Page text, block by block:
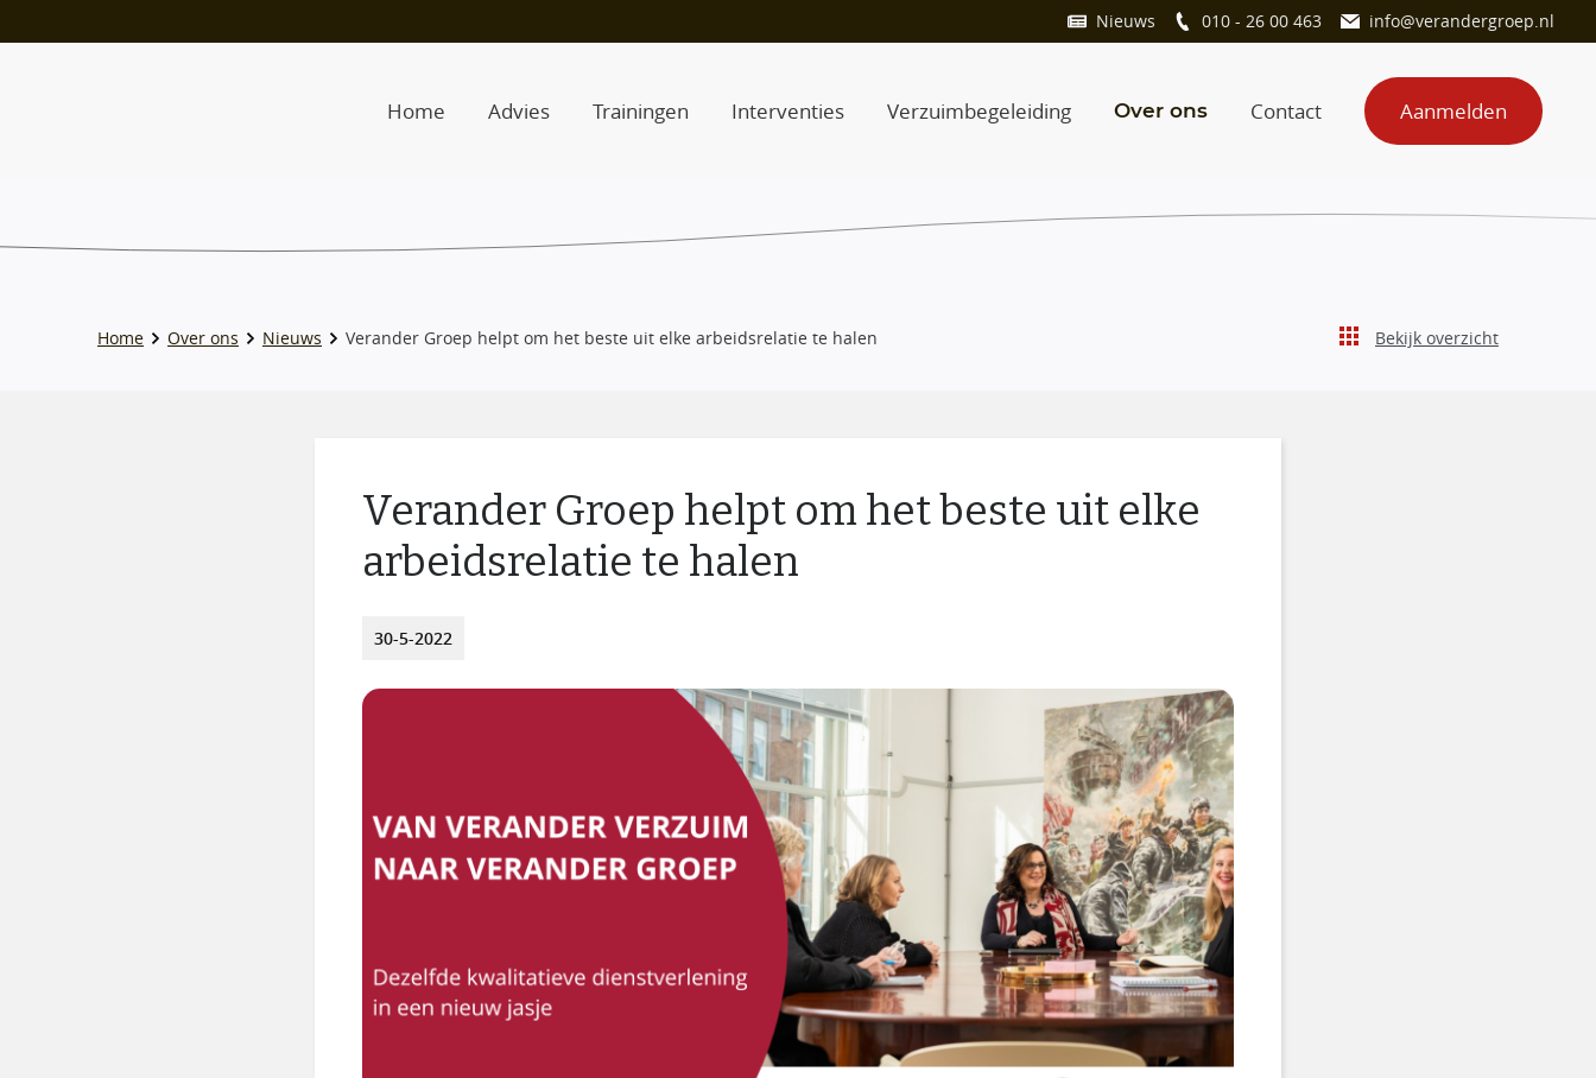
Nieuws 010 - 26 00 463 info@verandergroep.nl
Home Advies Trainingen Interventies Verzuimbegeleiding Over ons Contact Aanmelden
Home Over ons Nieuws Verander Groep helpt om het beste uit elke arbeidsrelatie te halen Bekijk overzicht
Verander Groep helpt om het beste uit elke
arbeidsrelatie te halen
30-5-2022